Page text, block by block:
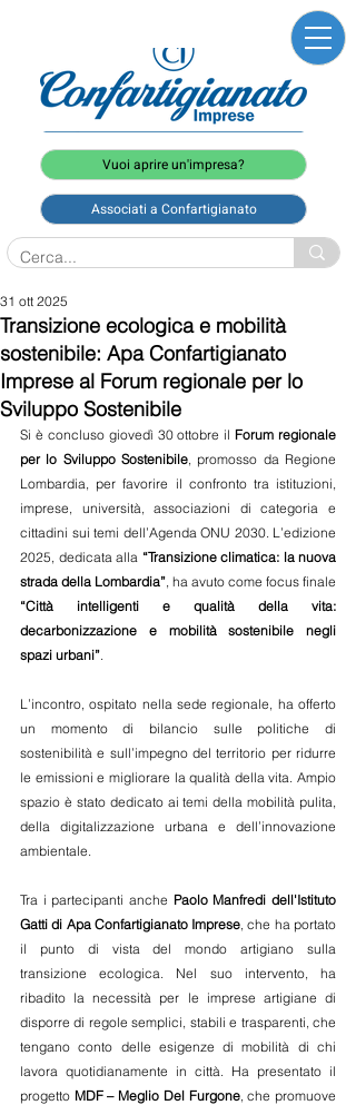
Vuoi aprire un'impresa?
Associati a Confartigianato
Transizione ecologica e mobilità
sostenibile: Apa Confartigianato
Imprese al Forum regionale per lo
Sviluppo Sostenibile
31 ott 2025
Si è concluso giovedì 30 ottobre il Forum regionale
per lo Sviluppo Sostenibile, promosso da Regione
Lombardia, per favorire il confronto tra istituzioni,
imprese, università, associazioni di categoria e
cittadini sui temi dell’Agenda ONU 2030. L’edizione
2025, dedicata alla “Transizione climatica: la nuova
strada della Lombardia”
“Città intelligenti e qualità della vita:
decarbonizzazione e mobilità sostenibile negli
spazi urbani”.
L’incontro, ospitato nella sede regionale, ha offerto
un momento di bilancio sulle politiche di
sostenibilità e sull’impegno del territorio per ridurre
le emissioni e migliorare la qualità della vita. Ampio
spazio è stato dedicato ai temi della mobilità pulita,
della digitalizzazione urbana e dell’innovazione
ambientale.
Tra i partecipanti anche Paolo Manfredi dell'Istituto
Gatti di Apa Confartigianato Imprese, che ha portato
il punto di vista del mondo artigiano sulla
transizione ecologica. Nel suo intervento, ha
ribadito la necessità per le imprese artigiane di
disporre di regole semplici, stabili e trasparenti, che
tengano conto delle esigenze di mobilità di chi
lavora quotidianamente in città. Ha presentato il
progetto MDF – Meglio Del Furgone, che promuove